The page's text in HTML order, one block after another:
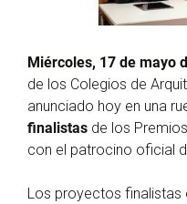
Miércoles, 17 de mayo
de los Colegios de
anunciado hoy en una
finalistas de los
con el patrocino oficial
Los proyectos finalistas